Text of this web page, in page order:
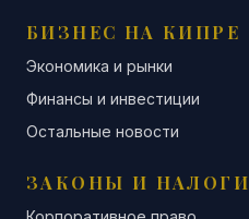
БИЗНЕС НА КИПРЕ
Экономика и рынки
Финансы и инвестиции
Остальные новости
ЗАКОНЫ И НАЛОГИ